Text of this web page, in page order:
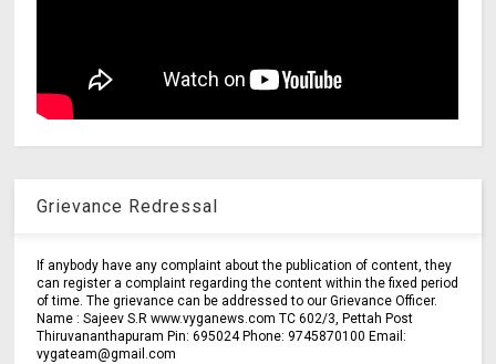
Grievance Redressal
If anybody have any complaint about the publication of content, they
can register a complaint regarding the content within the fixed period
of time. The grievance can be addressed to our Grievance Officer.
Name : Sajeev S.R www.vyganews.com TC 602/3, Pettah Post
Thiruvananthapuram Pin: 695024 Phone: 9745870100 Email:
vygateam@gmail.com